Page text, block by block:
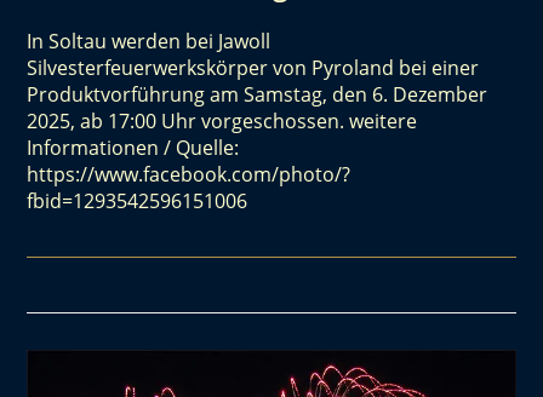
In Soltau werden bei Jawoll
Silvesterfeuerwerkskörper von Pyroland bei einer
Produktvorführung am Samstag, den 6. Dezember
2025, ab 17:00 Uhr vorgeschossen. weitere
Informationen / Quelle:
https://www.facebook.com/photo/?
fbid=1293542596151006